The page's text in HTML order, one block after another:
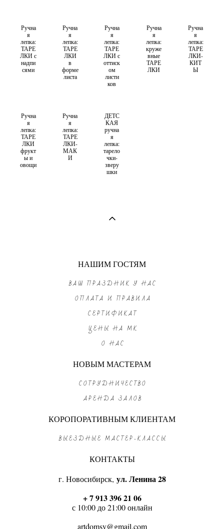
Ручна
я
лепка:
ТАРЕ
ЛКИ с
надпи
сями
Ручна
я
лепка:
ТАРЕ
ЛКИ
в
форме
листа
Ручна
я
лепка:
ТАРЕ
ЛКИ с
оттиск
ом
листи
ков
Ручна
я
лепка:
круже
вные
ТАРЕ
ЛКИ
Ручна
я
лепка:
ТАРЕ
ЛКИ-
КИТ
Ы
Ручна
я
лепка:
ТАРЕ
ЛКИ
фрукт
ы и
овощи
Ручна
я
лепка:
ТАРЕ
ЛКИ-
МАК
И
ДЕТС
КАЯ
ручна
я
лепка:
тарело
чки-
зверу
шки
НАШИМ ГОСТЯМ
ВАШ ПРАЗДНИК У НАС
ОПЛАТА И ПРАВИЛА
СЕРТИФИКАТ
ЦЕНЫ НА МК
О НАС
НОВЫМ МАСТЕРАМ
СОТРУДНИЧЕСТВО
АРЕНДА ЗАЛОВ
КОРОПОРАТИВНЫМ КЛИЕНТАМ
ВЫЕЗДНЫЕ МАСТЕР-КЛАССЫ
КОНТАКТЫ
г. Новосибирск, ул. Ленина 28
+ 7 913 396 21 06
с 10:00 до 21:00 онлайн
artdomsv@gmail.com